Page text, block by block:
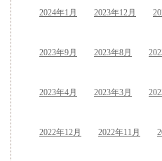
2024年1月 2023年12月
2023年9月 2023年8月
2023年4月 2023年3月
2022年12月 2022年11月